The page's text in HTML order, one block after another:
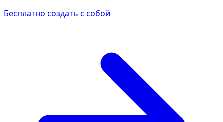
Бесплатно создать с собой